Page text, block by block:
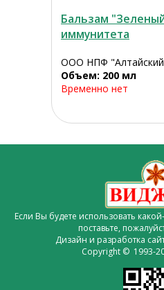
Бальзам
иммунитета
ООО НПФ "Алтайский
Объем: 200 мл
Временно нет
Если Вы будете использовать
поставьте,
Дизайн и разработка
Copyright © 1993-